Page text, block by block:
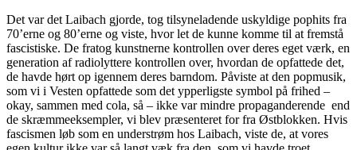
Det var det Laibach gjorde, tog tilsyneladende uskyldige pophits fra
70’erne og 80’erne og viste, hvor let de kunne komme til at fremstå
fascistiske. De fratog kunstnerne kontrollen over deres eget værk, en
generation af radiolyttere kontrollen over, hvordan de opfattede det,
de havde hørt op igennem deres barndom. Påviste at den popmusik,
som vi i Vesten opfattede som det ypperligste symbol på frihed –
okay, sammen med cola, så – ikke var mindre propaganderende end
de skræmmeeksempler, vi blev præsenteret for fra Østblokken. Hvis
fascismen løb som en understrøm hos Laibach, viste de, at vores